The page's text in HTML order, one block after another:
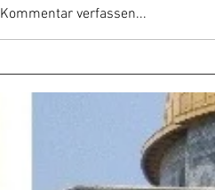
Kommentar verfassen...